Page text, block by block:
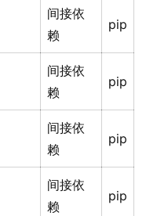
间接依
赖
pip
间接依
赖
pip
间接依
赖
pip
间接依
赖
pip